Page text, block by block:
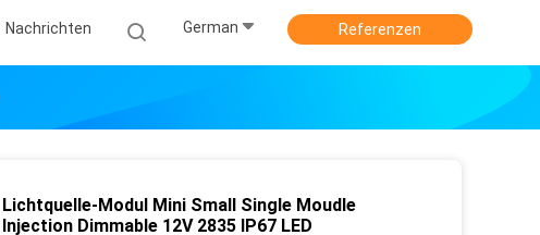
Nachrichten German Referenzen
Lichtquelle-Modul Mini Small Single Moudle
Injection Dimmable 12V 2835 IP67 LED